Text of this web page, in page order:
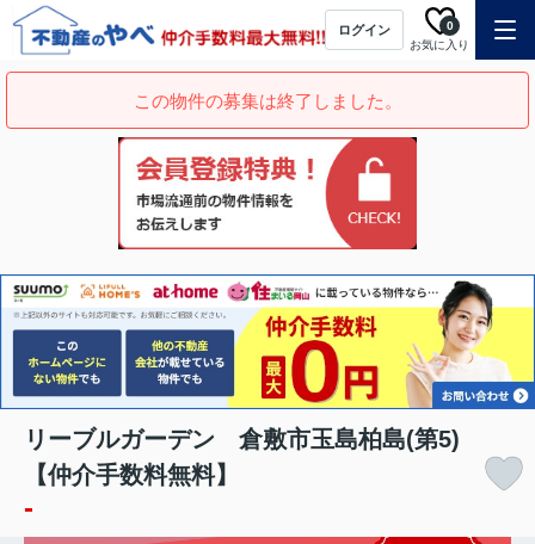
ログイン
お気に入り
0
この物件の募集は終了しました。
リーブルガーデン 倉敷市玉島柏島(第5)
【仲介手数料無料】
-